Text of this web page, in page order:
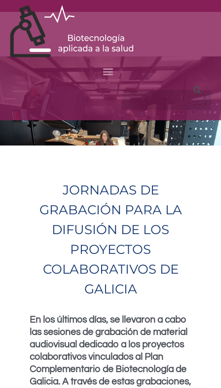
content
Search
JORNADAS DE
GRABACIÓN PARA LA
DIFUSIÓN DE LOS
PROYECTOS
COLABORATIVOS DE
GALICIA
En los últimos días, se llevaron a cabo
las sesiones de grabación de material
audiovisual dedicado a los proyectos
colaborativos vinculados al Plan
Complementario de Biotecnología de
Galicia. A través de estas grabaciones,